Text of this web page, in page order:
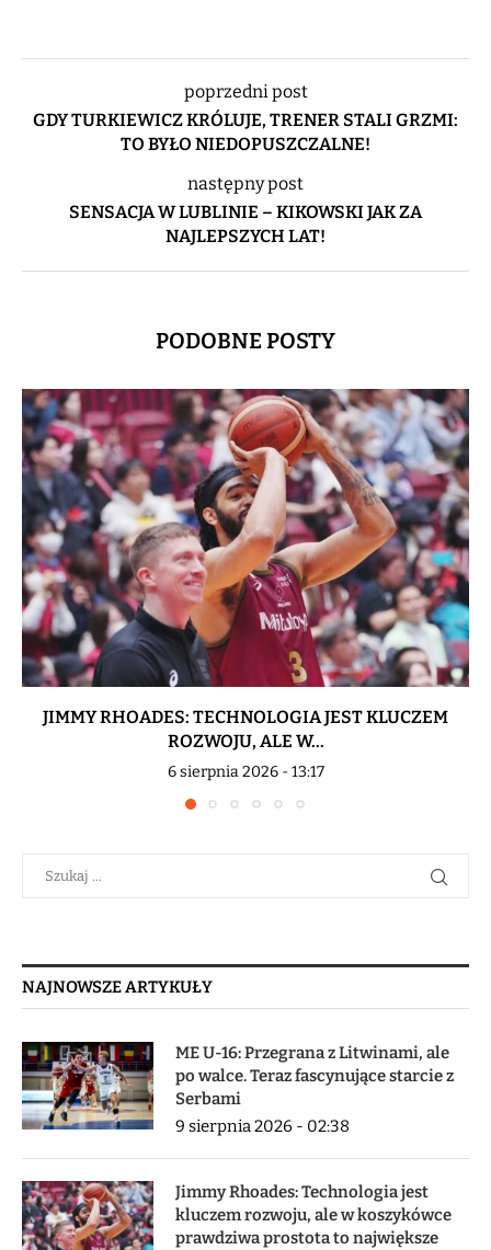
poprzedni post
GDY TURKIEWICZ KRÓLUJE, TRENER STALI GRZMI:
TO BYŁO NIEDOPUSZCZALNE!
następny post
SENSACJA W LUBLINIE – KIKOWSKI JAK ZA
NAJLEPSZYCH LAT!
PODOBNE POSTY
JIMMY RHOADES: TECHNOLOGIA JEST KLUCZEM
ROZWOJU, ALE W...
6 sierpnia 2026 - 13:17
NAJNOWSZE ARTYKUŁY
ME U-16: Przegrana z Litwinami, ale
po walce. Teraz fascynujące starcie z
Serbami
9 sierpnia 2026 - 02:38
Jimmy Rhoades: Technologia jest
kluczem rozwoju, ale w koszykówce
prawdziwa prostota to największe